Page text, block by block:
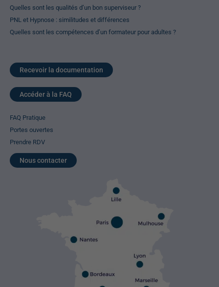
Quelles sont les qualités d’un bon superviseur ?
PNL et Hypnose : similitudes et différences
Quelles sont les compétences d’un formateur pour adultes ?
Recevoir la documentation
Accéder à la FAQ
FAQ Pratique
Portes ouvertes
Prendre RDV
Nous contacter